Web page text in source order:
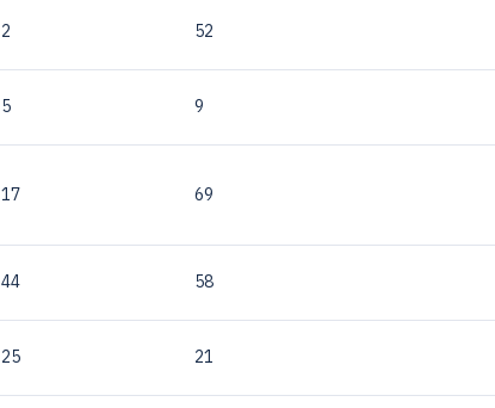
2 52
5 9
17 69
44 58
25 21